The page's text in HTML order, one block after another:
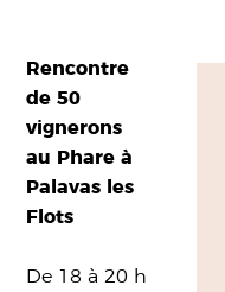
Rencontre
de 50
vignerons
au Phare à
Palavas les
Flots
De 18 à 20 h